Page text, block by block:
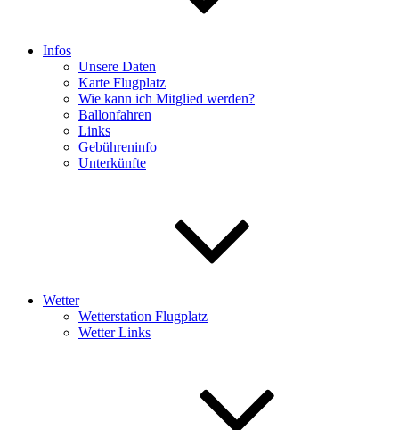
Infos
Unsere Daten
Karte Flugplatz
Wie kann ich Mitglied werden?
Ballonfahren
Links
Gebühreninfo
Unterkünfte
Wetter
Wetterstation Flugplatz
Wetter Links